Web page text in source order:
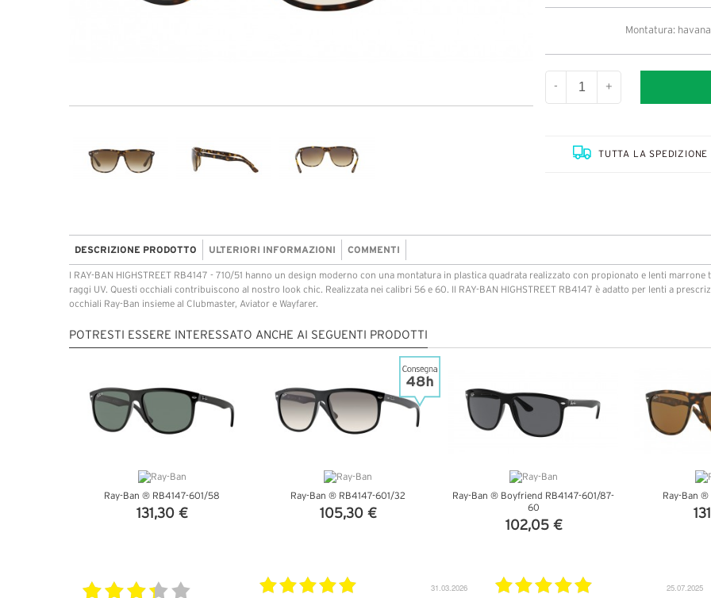
Montatura:
- +
TUTTA LA
DESCRIZIONE PRODOTTO ULTERIORI INFORMAZIONI COMMENTI
I RAY-BAN HIGHSTREET RB4147 - 710/51 hanno un design moderno con una montatura in plastica quadrata realizzato con propionato e lenti
raggi UV. Questi occhiali contribuiscono al nostro look chic. Realizzata nei calibri 56 e 60. Il RAY-BAN HIGHSTREET RB4147 è adatto per lenti a
occhiali Ray-Ban insieme al Clubmaster, Aviator e Wayfarer.
POTRESTI ESSERE INTERESSATO ANCHE AI SEGUENTI PRODOTTI
Ray-Ban ® RB4147-601/58
131,30 €
Ray-Ban ® RB4147-601/32
105,30 €
Ray-Ban ® Boyfriend RB4147-601/87-
60
102,05 €
Ray-Ban ®
31.03.2026 25.07.2025